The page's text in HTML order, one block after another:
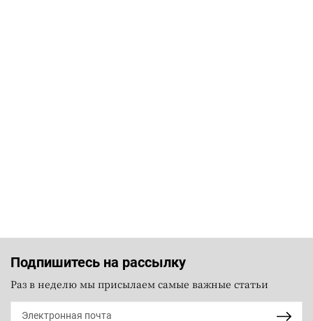
Подпишитесь на рассылку
Раз в неделю мы присылаем самые важные статьи